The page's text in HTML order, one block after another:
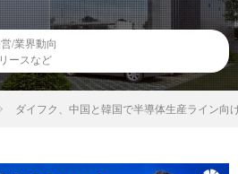
/業界動向
ースなど
ダイフク、中国と韓国で半導体生産ライン向